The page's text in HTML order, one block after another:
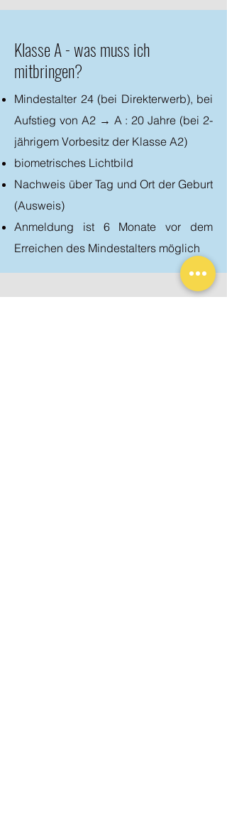
Klasse A - was muss ich
mitbringen?
Mindestalter 24 (bei Direkterwerb), bei
Aufstieg von A2 → A : 20 Jahre (bei 2-
jährigem Vorbesitz der Klasse A2)
biometrisches Lichtbild
Nachweis über Tag und Ort der Geburt
(Ausweis)
Anmeldung ist 6 Monate vor dem
Erreichen des Mindestalters möglich